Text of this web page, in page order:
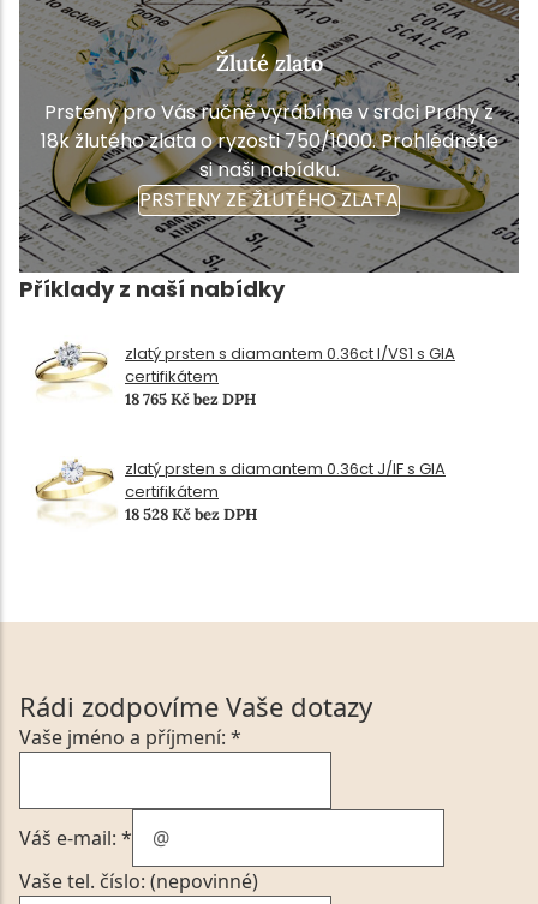
Žluté zlato
Prsteny pro Vás ručně vyrábíme v srdci Prahy z
18k žlutého zlata o ryzosti 750/1000. Prohlédněte
si naši nabídku.
PRSTENY ZE ŽLUTÉHO ZLATA
Příklady z naší nabídky
zlatý prsten s diamantem 0.36ct I/VS1 s GIA
certifikátem
18 765 Kč bez DPH
zlatý prsten s diamantem 0.36ct J/IF s GIA
certifikátem
18 528 Kč bez DPH
Rádi zodpovíme Vaše dotazy
Vaše jméno a příjmení: *
Váš e-mail: *
Vaše tel. číslo: (nepovinné)